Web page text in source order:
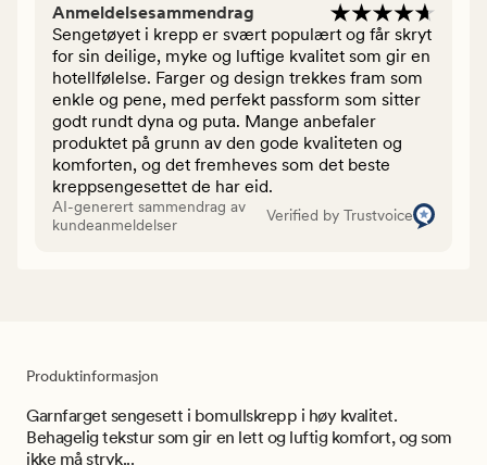
Anmeldelsesammendrag
Sengetøyet i krepp er svært populært og får skryt
for sin deilige, myke og luftige kvalitet som gir en
hotellfølelse. Farger og design trekkes fram som
enkle og pene, med perfekt passform som sitter
godt rundt dyna og puta. Mange anbefaler
produktet på grunn av den gode kvaliteten og
komforten, og det fremheves som det beste
kreppsengesettet de har eid.
AI-generert sammendrag av
kundeanmeldelser
Verified by Trustvoice
Produktinformasjon
Garnfarget sengesett i bomullskrepp i høy kvalitet.
Behagelig tekstur som gir en lett og luftig komfort, og som
ikke må stryk...